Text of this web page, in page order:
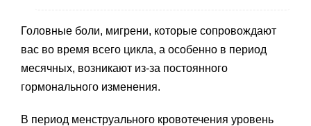
Головные боли, мигрени, которые сопровождают
вас во время всего цикла, а особенно в период
месячных, возникают из-за постоянного
гормонального изменения.
В период менструального кровотечения уровень